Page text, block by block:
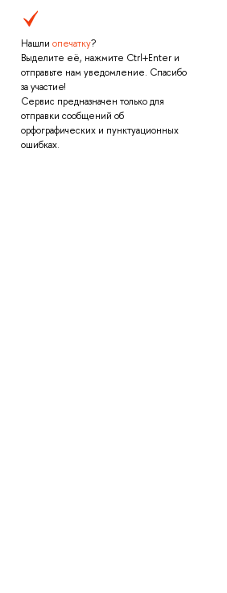
Нашли опечатку?
Выделите её, нажмите Ctrl+Enter и
отправьте нам уведомление. Спасибо
за участие!
Сервис предназначен только для
отправки сообщений об
орфографических и пунктуационных
ошибках.